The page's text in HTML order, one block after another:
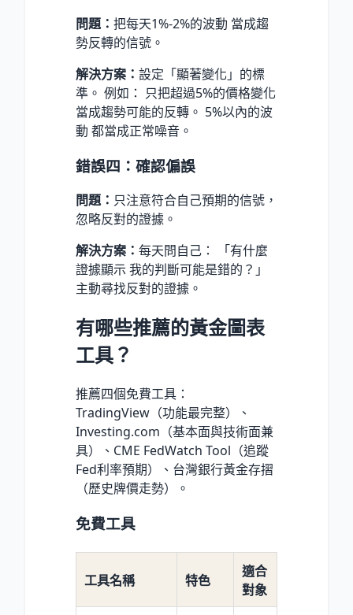
問題： 把每天1%-2%的波動 當成趨
勢反轉的信號。
解決方案： 設定「顯著變化」的標
準。 例如： 只把超過5%的價格變化
當成趨勢可能的反轉。 5%以內的波
動 都當成正常噪音。
錯誤四：確認偏誤
問題： 只注意符合自己預期的信號，
忽略反對的證據。
解決方案： 每天問自己： 「有什麼
證據顯示 我的判斷可能是錯的？」
主動尋找反對的證據。
有哪些推薦的黃金圖表
工具？
推薦四個免費工具：
TradingView（功能最完整）、
Investing.com（基本面與技術面兼
具）、CME FedWatch Tool（追蹤
Fed利率預期）、台灣銀行黃金存摺
（歷史牌價走勢）。
免費工具
工具名稱 特色
適合
對象